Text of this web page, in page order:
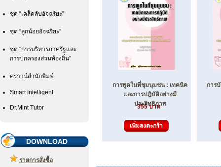
ชุด “เคล็ดลับอัจฉริยะ”
ชุด “ลูกน้อยอัจฉริยะ”
ชุด “การบริหารภาครัฐและ
การปกครองส่วนท้องถิ่น”
คราวน์สำนักพิมพ์
Smart Intelligent
Dr.Mint Tutor
DOWNLOAD
รายการสั่งซื้อ
การพูดในที่ชุมนุมชน : เทคนิค
และการปฎิบัติอย่างมี
ประสิทธิภาพ
355 บาท
การ